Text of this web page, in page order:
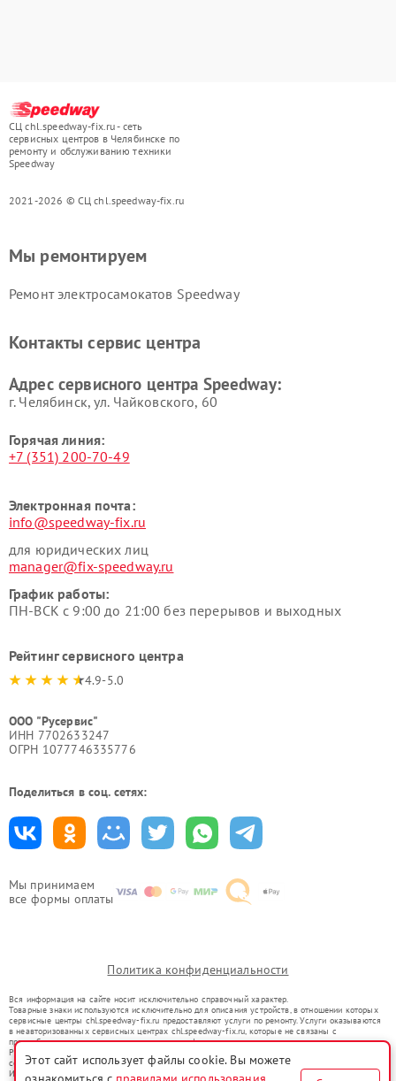
СЦ chl.speedway-fix.ru - сеть
сервисных центров в Челябинске по
ремонту и обслуживанию техники
Speedway
2021-2026 © СЦ chl.speedway-fix.ru
Мы принимаем
все формы оплаты
Мы ремонтируем
Ремонт электросамокатов Speedway
Контакты сервис центра
Адрес сервисного центра Speedway:
г. Челябинск, ул. Чайковского, 60
Горячая линия:
+7 (351) 200-70-49
Электронная почта:
info@speedway-fix.ru
для юридических лиц
manager@fix-speedway.ru
График работы:
ПН-ВСК с 9:00 до 21:00 без перерывов и выходных
Рейтинг сервисного центра
4.9-5.0
ООО "Русервис"
ИНН 7702633247
ОГРН 1077746335776
Поделиться в соц. сетях:
Политика конфиденциальности
Вся информация на сайте носит исключительно справочный характер.
Товарные знаки используются исключительно для описания устройств, в отношении которых
сервисные центры chl.speedway-fix.ru предоставляют услуги по ремонту. Услуги оказываются
в неавторизованных сервисных центрах chl.speedway-fix.ru, которые не связаны с
правообладателями товарных знаков или их официальными представителями.
Ремонт осуществляется для устройств, уже введенных в гражданский оборот в соответствии
со статьей 1487 ГК РФ.
Использование товарных знаков не преследует цели индивидуализации услуг или введения
Этот сайт использует файлы cookie. Вы можете